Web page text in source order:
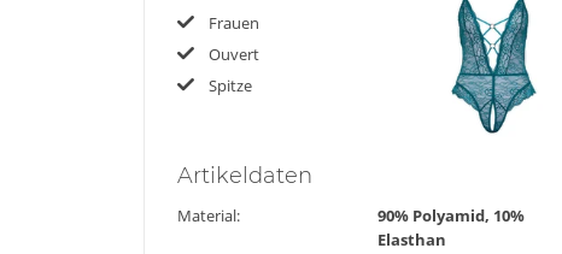
Frauen
Ouvert
Spitze
Artikeldaten
Material:
90% Polyamid, 10%
Elasthan